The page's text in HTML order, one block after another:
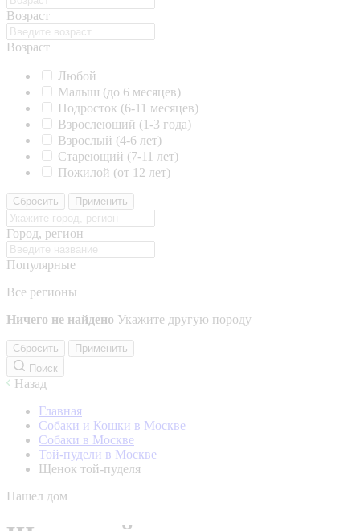
Возраст
Возраст
Любой
Малыш (до 6 месяцев)
Подросток (6-11 месяцев)
Взрослеющий (1-3 года)
Взрослый (4-6 лет)
Стареющий (7-11 лет)
Пожилой (от 12 лет)
Сбросить Применить
Город, регион
Популярные
Все регионы
Ничего не найдено Укажите другую породу
Сбросить
Применить
Поиск
Назад
Главная
Собаки и Кошки в Москве
Собаки в Москве
Той-пудели в Москве
Щенок той-пуделя
Нашел дом